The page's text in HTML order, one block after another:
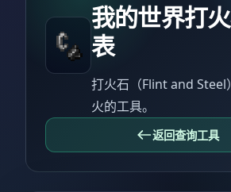
我的世界打
表
打火石（Flint and Steel
火的工具。
返回查询工具